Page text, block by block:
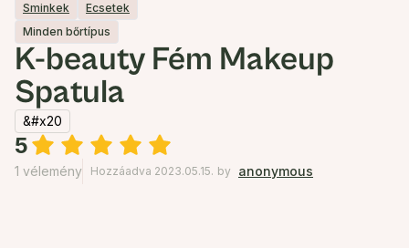
Sminkek
Ecsetek
Minden bőrtípus
K-beauty Fém Makeup
Spatula
&#x20
5
1 vélemény Hozzáadva 2023.05.15. by anonymous